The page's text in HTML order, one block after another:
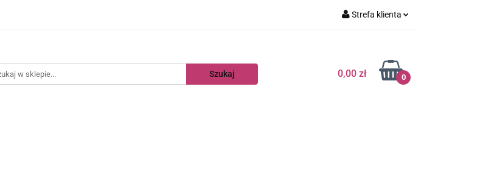
Strefa klienta
Zarejestruj się
Dodaj zgłoszenie
0,00 zł 0